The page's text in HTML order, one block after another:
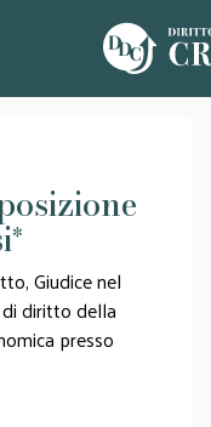
*
Giudice nel
diritto della
presso